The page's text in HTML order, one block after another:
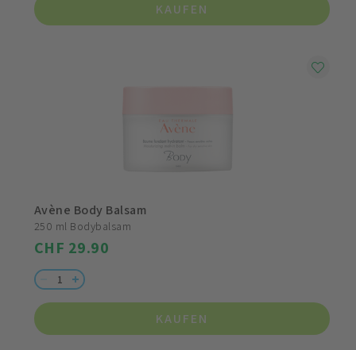
KAUFEN
Avène Body Balsam
250 ml Bodybalsam
CHF 29.90
KAUFEN